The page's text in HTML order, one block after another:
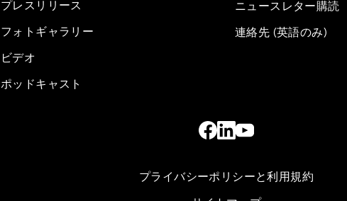
プレスリリース
フォトギャラリー
ビデオ
ポッドキャスト
ニュースレター購読
連絡先 (英語のみ)
プライバシーポリシーと利用規約